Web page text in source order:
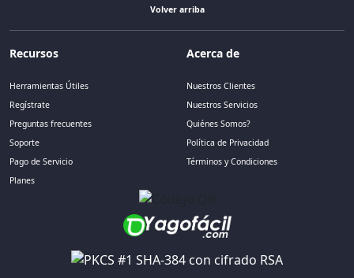
Volver arriba
Recursos
Herramientas Útiles
Regístrate
Preguntas frecuentes
Soporte
Pago de Servicio
Planes
Acerca de
Nuestros Clientes
Nuestros Servicios
Quiénes Somos?
Política de Privacidad
Términos y Condiciones